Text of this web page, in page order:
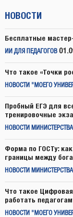
НОВОСТИ
Бесплатные
ИИ ДЛЯ ПЕДАГОГОВ
Что такое «Точки
НОВОСТИ "МОЕГО
Пробный ЕГЭ для
тренировочные
НОВОСТИ
Форма по ГОСТу:
границы между
НОВОСТИ
Что такое
работать
НОВОСТИ "МОЕГО